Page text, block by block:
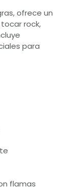
ofrece un
rock,
para
flamas